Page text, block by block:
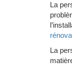
La
La